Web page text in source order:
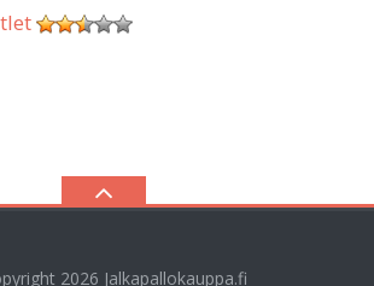
2026 Jalkapallokauppa.fi